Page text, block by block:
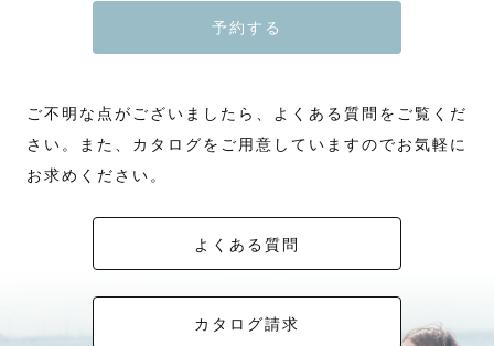
予約する
ご不明な点がございましたら、よくある質問をご覧くだ
さい。また、カタログをご用意していますのでお気軽に
お求めください。
よくある質問
カタログ請求